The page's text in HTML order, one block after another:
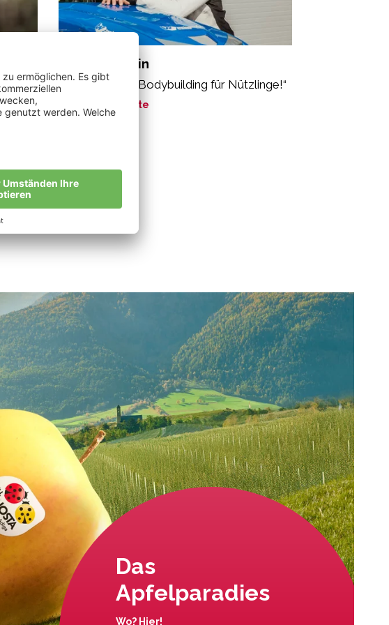
Forcher Martin
„Wir betreiben Bodybuilding für Nützlinge!“
Meine Geschichte
Das
Apfelparadies
Wo? Hier!